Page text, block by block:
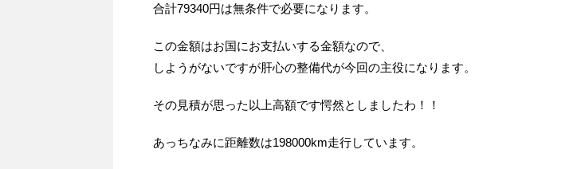
合計79340円は無条件で必要になります。
この金額はお国にお支払いする金額なので、
しようがないですが肝心の整備代が今回の主役になります。
その見積が思った以上高額です愕然としましたわ！！
あっちなみに距離数は198000km走行しています。